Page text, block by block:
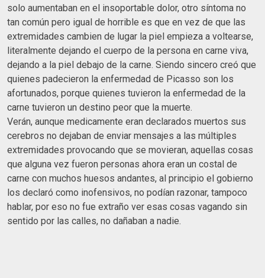
solo aumentaban en el insoportable dolor, otro síntoma no
tan común pero igual de horrible es que en vez de que las
extremidades cambien de lugar la piel empieza a voltearse,
literalmente dejando el cuerpo de la persona en carne viva,
dejando a la piel debajo de la carne. Siendo sincero creó que
quienes padecieron la enfermedad de Picasso son los
afortunados, porque quienes tuvieron la enfermedad de la
carne tuvieron un destino peor que la muerte.
Verán, aunque medicamente eran declarados muertos sus
cerebros no dejaban de enviar mensajes a las múltiples
extremidades provocando que se movieran, aquellas cosas
que alguna vez fueron personas ahora eran un costal de
carne con muchos huesos andantes, al principio el gobierno
los declaró como inofensivos, no podían razonar, tampoco
hablar, por eso no fue extraño ver esas cosas vagando sin
sentido por las calles, no dañaban a nadie.